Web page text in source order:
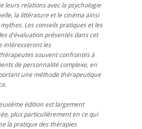
leurs relations avec la psychologie
la littérature et le cinéma ainsi
Les conseils pratiques et les
d'évaluation présentés dans cet
intéresseront les
souvent confrontés à
de personnalité complexe, en
une méthode thérapeutique
édition est largement
plus particulièrement en ce qui
la pratique des thérapies